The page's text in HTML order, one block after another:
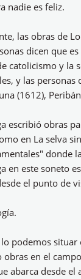
nadie es feliz.
las obras de
dicen que
catolicismo y la
y las personas
(1612),
escribió obras
en La selva
donde
en este soneto
el punto de
lo podemos
obras en el
abarca desde